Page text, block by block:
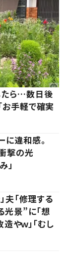
たら…数日後
お手軽で確実
違和感。
撃の光
」
夫「修理する
光景”に「想
やｗ」「むし